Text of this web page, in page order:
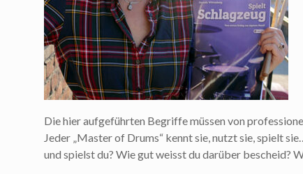
Die hier aufgeführten Begriffe müssen von
Jeder „Master of Drums“ kennt sie, nutzt sie, spielt
und spielst du? Wie gut weisst du darüber bescheid?